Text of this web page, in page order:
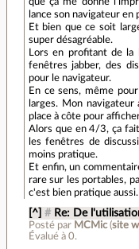
lance son navigateur en
Et bien que ce soit
super désagréable.
Lors en profitant de
fenêtres jabber, des
pour le navigateur.
En ce sens, même
larges. Mon
place à côte pour
Alors que en 4/3, ça
les fenêtres de
moins pratique.
Et enfin, un
rare sur les portables,
c'est bien pratique aussi.
[^] # Re: De
Posté par MCMic(site
Évalué à0.